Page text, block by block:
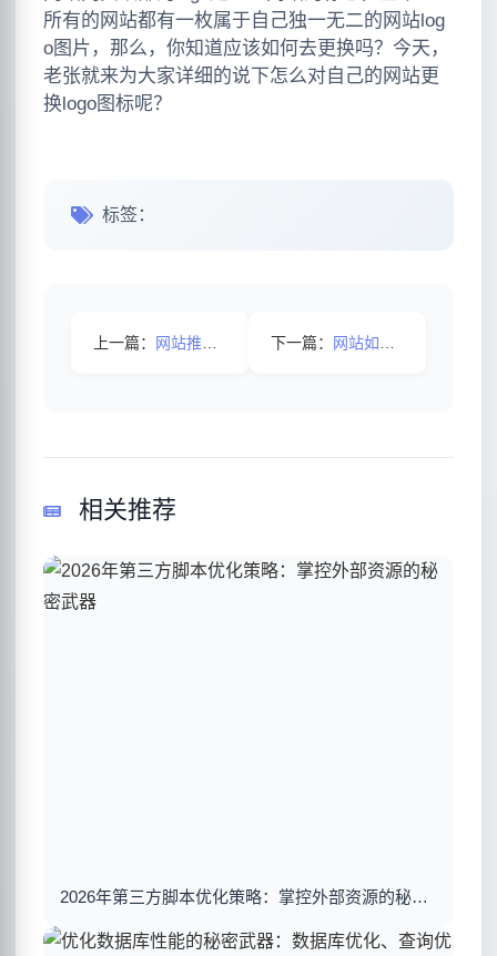
所有的网站都有一枚属于自己独一无二的网站log
o图片，那么，你知道应该如何去更换吗？今天，
老张就来为大家详细的说下怎么对自己的网站更
换logo图标呢？
标签：
上一篇： 网站推广过程中有哪些需要注意的地方 下一篇： 网站如何提高蜘蛛抓取网站的频率？
相关推荐
2026年第三方脚本优化策略：掌控外部资源的秘密武器